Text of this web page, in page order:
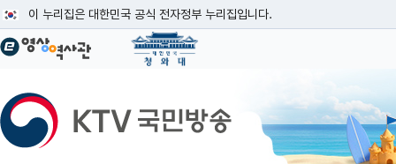
이 누리집은 대한민국 공식 전자정부 누리집입니다.
공식 누리집 주소 확인하기
이밖에 or.kr 또는 .kr등 다른 도메인 주소를 사용하고 있다면 아래 URL에서
운영중인 공식 누리집보기
KTV국민방송
본문